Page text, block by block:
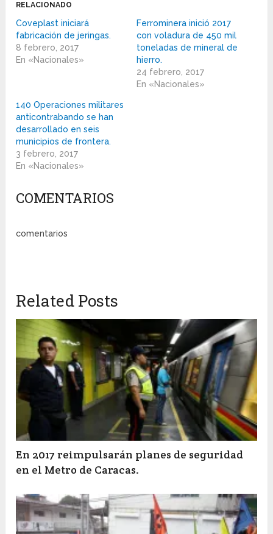
RELACIONADO
Coveplast iniciará
fabricación de jeringas.
8 febrero, 2017
En «Nacionales»
Ferrominera inició 2017
con voladura de 450 mil
toneladas de mineral de
hierro.
24 febrero, 2017
En «Nacionales»
140 Operaciones militares
anticontrabando se han
desarrollado en seis
municipios de frontera.
3 febrero, 2017
En «Nacionales»
COMENTARIOS
comentarios
Related Posts
En 2017 reimpulsarán planes de seguridad
en el Metro de Caracas.